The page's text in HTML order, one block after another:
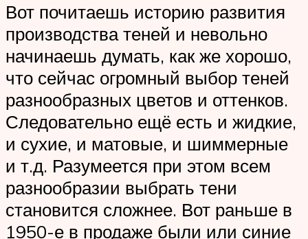
Вот почитаешь историю развития
производства теней и невольно
начинаешь думать, как же хорошо,
что сейчас огромный выбор теней
разнообразных цветов и оттенков.
Следовательно ещё есть и жидкие,
и сухие, и матовые, и шиммерные
и т.д. Разумеется при этом всем
разнообразии выбрать тени
становится сложнее. Вот раньше в
1950-е в продаже были или синие